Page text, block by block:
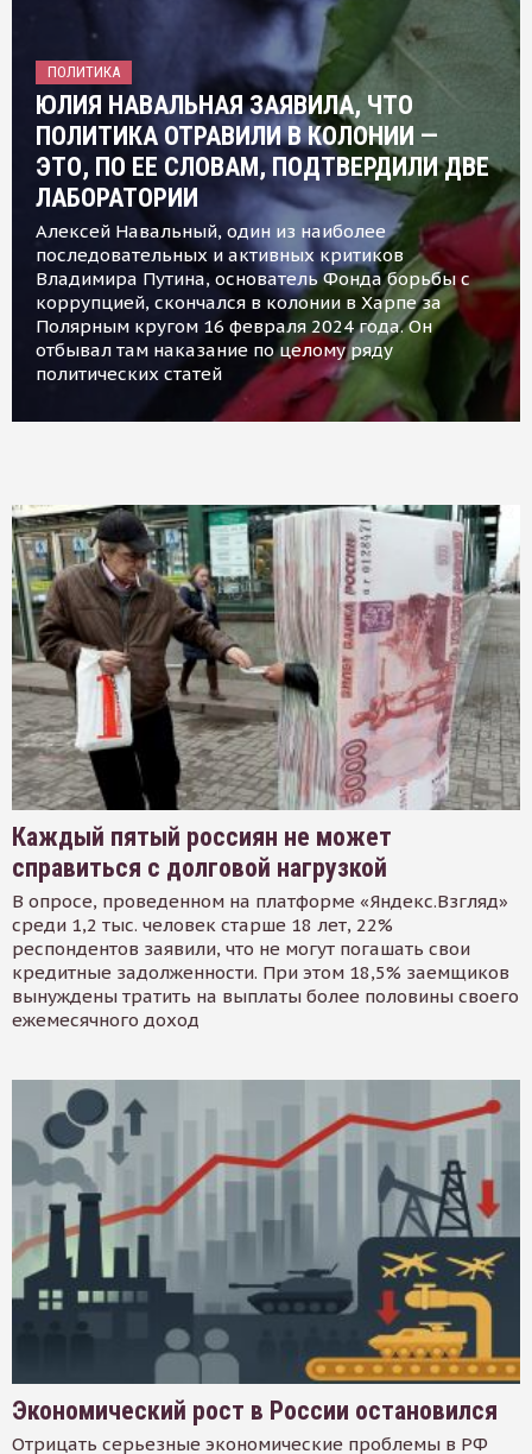
ПОЛИТИКА
ЮЛИЯ НАВАЛЬНАЯ ЗАЯВИЛА, ЧТО
ПОЛИТИКА ОТРАВИЛИ В КОЛОНИИ —
ЭТО, ПО ЕЕ СЛОВАМ, ПОДТВЕРДИЛИ ДВЕ
ЛАБОРАТОРИИ
Алексей Навальный, один из наиболее
последовательных и активных критиков
Владимира Путина, основатель Фонда борьбы с
коррупцией, скончался в колонии в Харпе за
Полярным кругом 16 февраля 2024 года. Он
отбывал там наказание по целому ряду
политических статей
Каждый пятый россиян не может
справиться с долговой нагрузкой
В опросе, проведенном на платформе «Яндекс.Взгляд»
среди 1,2 тыс. человек старше 18 лет, 22%
респондентов заявили, что не могут погашать свои
кредитные задолженности. При этом 18,5% заемщиков
вынуждены тратить на выплаты более половины своего
ежемесячного доход
Экономический рост в России остановился
Отрицать серьезные экономические проблемы в РФ